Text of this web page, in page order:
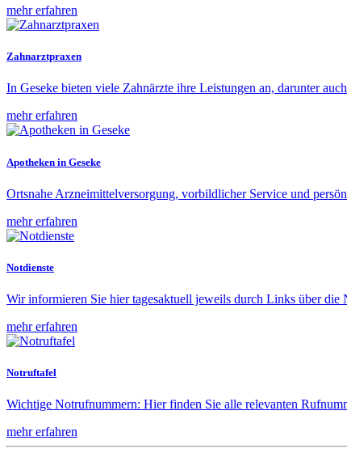
mehr erfahren
Zahnarztpraxen
In Geseke bieten viele Zahnärzte ihre Leistungen an, darunter
mehr erfahren
Apotheken in Geseke
Ortsnahe Arzneimittelversorgung, vorbildlicher Service und
mehr erfahren
Notdienste
Wir informieren Sie hier tagesaktuell jeweils durch Links über
mehr erfahren
Notruftafel
Wichtige Notrufnummern: Hier finden Sie alle relevanten
mehr erfahren